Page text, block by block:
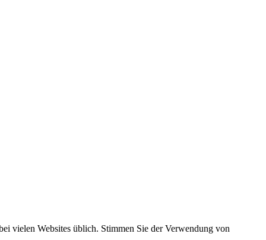
vielen Websites üblich. Stimmen Sie der Verwendung von